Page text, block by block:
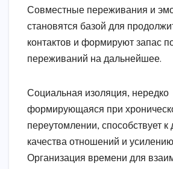
Совместные переживания и
становятся базой для
контактов и формируют запас
переживаний на дальнейшее.
Социальная изоляция, нередко
формирующаяся при
переутомлении, способствует к
качества отношений и
Организация времени для